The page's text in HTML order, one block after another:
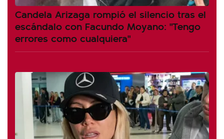
Candela Arizaga rompió el silencio tras el
escándalo con Facundo Moyano: "Tengo
errores como cualquiera"